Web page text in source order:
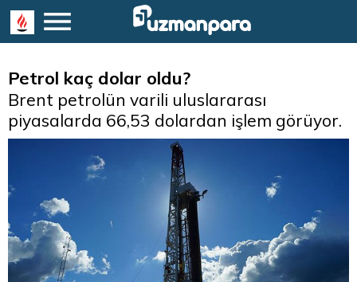
Petrol kaç dolar oldu?
Brent petrolün varili uluslararası
piyasalarda 66,53 dolardan işlem görüyor.